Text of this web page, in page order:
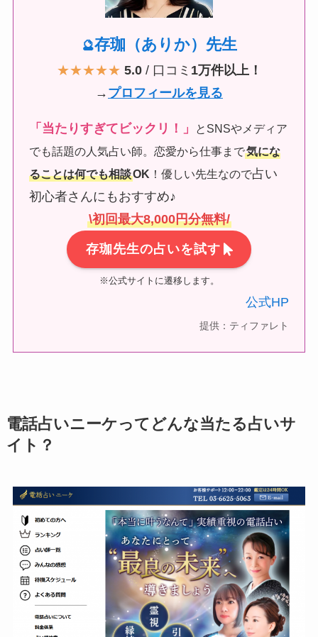
🔮存珈（ありか）先生
★★★★★ 5.0/ 口コミ 1万件以上！
→ プロフィールを見る
「当たりすぎてビックリ！」
とSNSやメディア
でも話題の人気占い師。恋愛から仕事まで気にな
ることは何でも相談OK ！優しい先生なので占い
初心者さんにもおすすめ♪
\初回最大8,000円分無料/
存珈先生の占いを試す
※公式サイトに遷移します。
公式HP
提供：ティファレト
電話占いニーケってどんな当たる占いサ
イト？